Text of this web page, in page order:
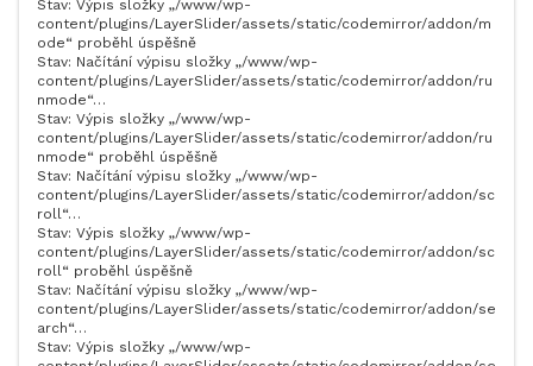
Stav: Výpis složky „/www/wp-
content/plugins/LayerSlider/assets/static/codemirror/addon/m
ode“ proběhl úspěšně
Stav: Načítání výpisu složky „/www/wp-
content/plugins/LayerSlider/assets/static/codemirror/addon/ru
nmode“…
Stav: Výpis složky „/www/wp-
content/plugins/LayerSlider/assets/static/codemirror/addon/ru
nmode“ proběhl úspěšně
Stav: Načítání výpisu složky „/www/wp-
content/plugins/LayerSlider/assets/static/codemirror/addon/sc
roll“…
Stav: Výpis složky „/www/wp-
content/plugins/LayerSlider/assets/static/codemirror/addon/sc
roll“ proběhl úspěšně
Stav: Načítání výpisu složky „/www/wp-
content/plugins/LayerSlider/assets/static/codemirror/addon/se
arch“…
Stav: Výpis složky „/www/wp-